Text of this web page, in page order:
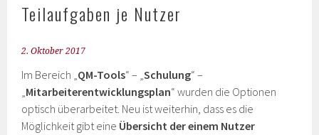
Teilaufgaben je Nutzer
2. Oktober 2017
Im Bereich „QM-Tools“ – „Schulung“ –
„Mitarbeiterentwicklungsplan“ wurden die Optionen
optisch überarbeitet. Neu ist weiterhin, dass es die
Möglichkeit gibt eine Übersicht der einem Nutzer